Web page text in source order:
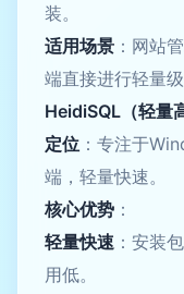
装。
适用场景 ：网站
端直接进行轻量级
HeidiSQL（轻量
定位 ：专注于
端，轻量快速。
核心优势 ：
轻量快速 ：安装
用低。